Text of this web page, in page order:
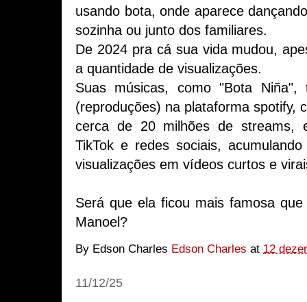
usando bota, onde aparece
sozinha ou junto dos familiares.
De 2024 pra cá sua vida mudou,
a quantidade de visualizações.
Suas músicas, como "Bota
(reproduções) na plataforma spotify,
cerca de 20 milhões de streams,
TikTok e redes sociais,
visualizações em vídeos curtos e
Será que ela ficou mais famosa
Manoel?
By Edson Charles Edson Charles at 12
11/12/25